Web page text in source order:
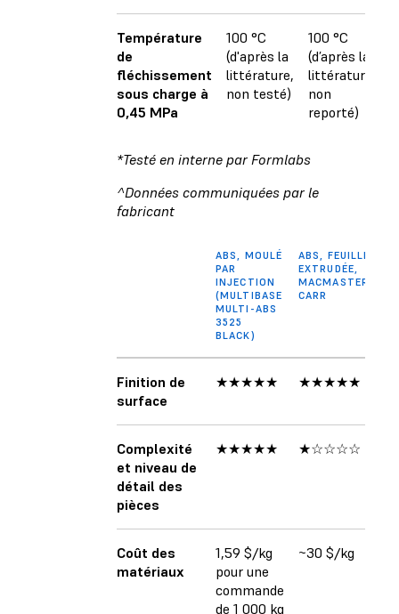
Température
de
fléchissement
sous charge à
0,45 MPa
100 °C
(d'après la
littérature,
non testé)
100 °C
(d’après la
littérature,
non
reporté)
*Testé en interne par Formlabs
^Données communiquées par le
fabricant
ABS, MOULÉ
PAR
INJECTION
(MULTIBASE
MULTI-ABS
3525
BLACK)
ABS, FEUILLE
EXTRUDÉE,
MACMASTER-
CARR
Finition de
surface
★★★★★ ★★★★★
Complexité
et niveau de
détail des
pièces
★★★★★ ★☆☆☆☆
Coût des
matériaux
1,59 $/kg
pour une
commande
de 1 000 kg
~30 $/kg